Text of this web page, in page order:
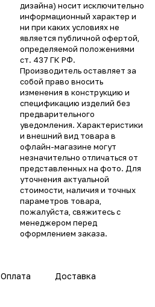
дизайна) носит исключительно
информационный характер и
ни при каких условиях не
является публичной офертой,
определяемой положениями
ст. 437 ГК РФ.
Производитель оставляет за
собой право вносить
изменения в конструкцию и
спецификацию изделий без
предварительного
уведомления. Характеристики
и внешний вид товара в
офлайн-магазине могут
незначительно отличаться от
представленных на фото. Для
уточнения актуальной
стоимости, наличия и точных
параметров товара,
пожалуйста, свяжитесь с
менеджером перед
оформлением заказа.
Оплата Доставка